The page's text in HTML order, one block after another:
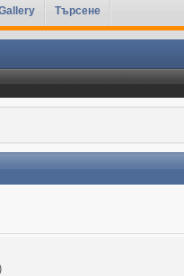
Търсене